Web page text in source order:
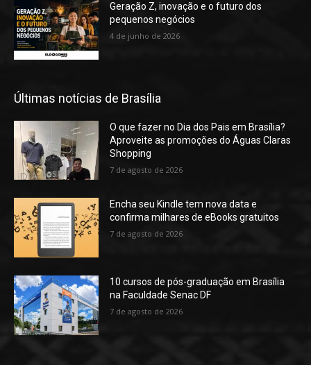
Geração Z, inovação e o futuro dos
pequenos negócios
4 de junho de 2026
Últimas notícias de Brasília
O que fazer no Dia dos Pais em Brasília?
Aproveite as promoções do Águas Claras
Shopping
7 de agosto de 2026
Encha seu Kindle tem nova data e
confirma milhares de eBooks gratuitos
7 de agosto de 2026
10 cursos de pós-graduação em Brasília
na Faculdade Senac DF
7 de agosto de 2026